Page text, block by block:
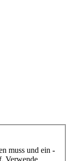
muss und ein -
Verwende